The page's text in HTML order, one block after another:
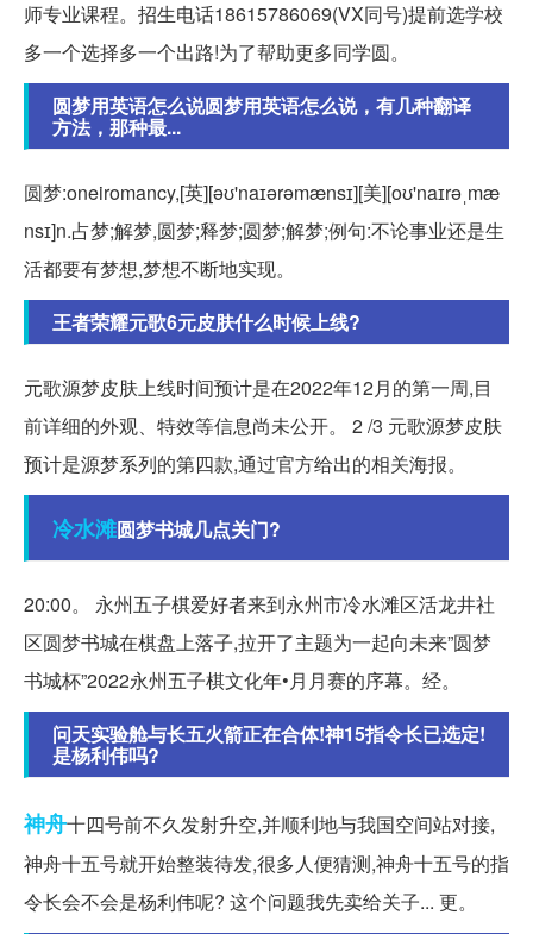
师专业课程。招生电话18615786069(VX同号)提前选学校
多一个选择多一个出路!为了帮助更多同学圆。
圆梦用英语怎么说圆梦用英语怎么说，有几种翻译
方法，那种最...
圆梦:oneiromancy,[英][əʊ'naɪərəmænsɪ][美][oʊ'naɪrəˌmæ
nsɪ]n.占梦;解梦,圆梦;释梦;圆梦;解梦;例句:不论事业还是生
活都要有梦想,梦想不断地实现。
王者荣耀元歌6元皮肤什么时候上线?
元歌源梦皮肤上线时间预计是在2022年12月的第一周,目
前详细的外观、特效等信息尚未公开。 2 /3 元歌源梦皮肤
预计是源梦系列的第四款,通过官方给出的相关海报。
冷水滩圆梦书城几点关门?
20:00。 永州五子棋爱好者来到永州市冷水滩区活龙井社
区圆梦书城在棋盘上落子,拉开了主题为一起向未来”圆梦
书城杯”2022永州五子棋文化年•月月赛的序幕。经。
问天实验舱与长五火箭正在合体!神15指令长已选定!
是杨利伟吗?
神舟十四号前不久发射升空,并顺利地与我国空间站对接,
神舟十五号就开始整装待发,很多人便猜测,神舟十五号的指
令长会不会是杨利伟呢? 这个问题我先卖给关子... 更。